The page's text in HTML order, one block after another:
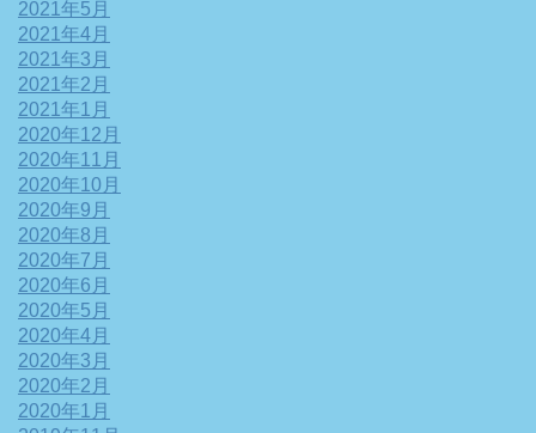
2021年5月
2021年4月
2021年3月
2021年2月
2021年1月
2020年12月
2020年11月
2020年10月
2020年9月
2020年8月
2020年7月
2020年6月
2020年5月
2020年4月
2020年3月
2020年2月
2020年1月